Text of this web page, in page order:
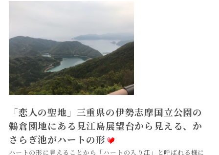
「恋人の聖地」三重県の伊勢志摩国立公園の
鵜倉園地にある見江島展望台から見える、か
さらぎ池がハートの形
ハートの形に見えることから「ハートの入り江」と呼ばれる様に